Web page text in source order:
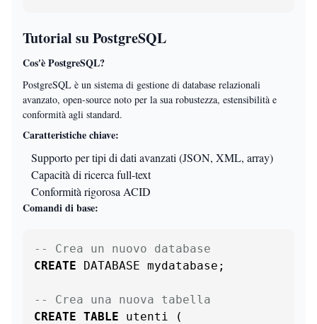
Tutorial su PostgreSQL
Cos'è PostgreSQL?
PostgreSQL è un sistema di gestione di database relazionali
avanzato, open-source noto per la sua robustezza, estensibilità e
conformità agli standard.
Caratteristiche chiave:
Supporto per tipi di dati avanzati (JSON, XML, array)
Capacità di ricerca full-text
Conformità rigorosa ACID
Comandi di base:
-- Crea un nuovo database
CREATE DATABASE mydatabase;
-- Crea una nuova tabella
CREATE TABLE utenti (